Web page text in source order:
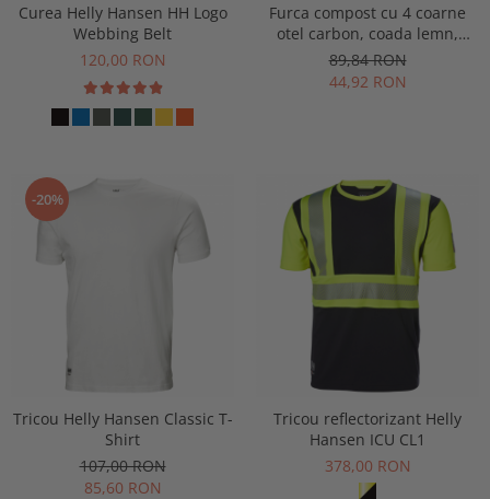
Curea Helly Hansen HH Logo
Webbing Belt
120,00 RON
Furca compost cu 4 coarne
otel carbon, coada lemn,
Spear & Jackson Neverbend
Professional
89,84 RON
44,92 RON
-20%
Tricou Helly Hansen Classic T-
Shirt
107,00 RON
85,60 RON
Tricou reflectorizant Helly
Hansen ICU CL1
378,00 RON